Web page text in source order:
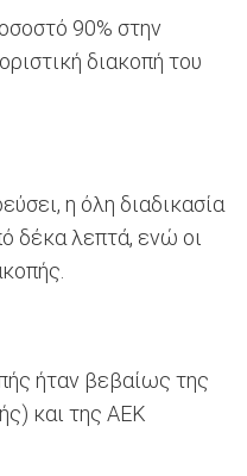
90% στην
διακοπή του
η όλη διαδικασία
δέκα λεπτά, ενώ οι
ήταν βεβαίως της
και της ΑΕΚ